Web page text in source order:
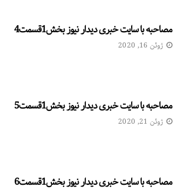
مصاحبه با سایت خبری دیدار نیوز بخش1قسمت4
ژوئن 16, 2020
مصاحبه با سایت خبری دیدار نیوز بخش1قسمت5
ژوئن 21, 2020
مصاحبه با سایت خبری دیدار نیوز بخش1قسمت6